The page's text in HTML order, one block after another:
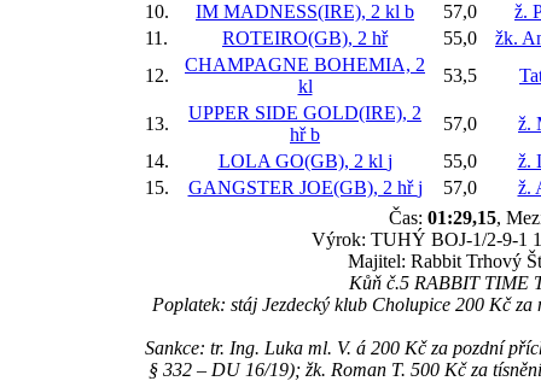
10.
IM MADNESS(IRE), 2 kl b 57,0
ž.
11.
ROTEIRO(GB), 2 hř 55,0
žk.
12.
CHAMPAGNE BOHEMIA, 2
kl
53,5
13.
UPPER SIDE GOLD(IRE), 2
hřb
57,0
ž.
14.
LOLA GO(GB), 2 kl j 55,0
ž.
15.
GANGSTER JOE(GB), 2 hřj 57,0
ž.
Čas: 01:29,15,
Výrok: TUHÝ BOJ-1/2-9-1
Majitel: Rabbit Trhový
Kůň č.5 RABBIT TIME
Poplatek: stáj Jezdecký klub Cholupice 200 Kč
Sankce: tr. Ing. Luka ml. V. á 200 Kč za pozdní
§ 332 – DU 16/19); žk. Roman T. 500 Kč za